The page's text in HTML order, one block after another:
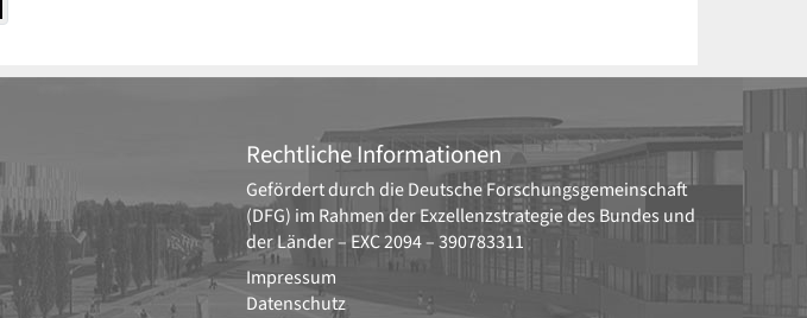
Rechtliche Informationen
Gefördert durch dieDeutsche Forschungsgemeinschaft
(DFG) im Rahmen der Exzellenzstrategie des Bundes und
der Länder – EXC 2094 – 390783311
Impressum
Datenschutz